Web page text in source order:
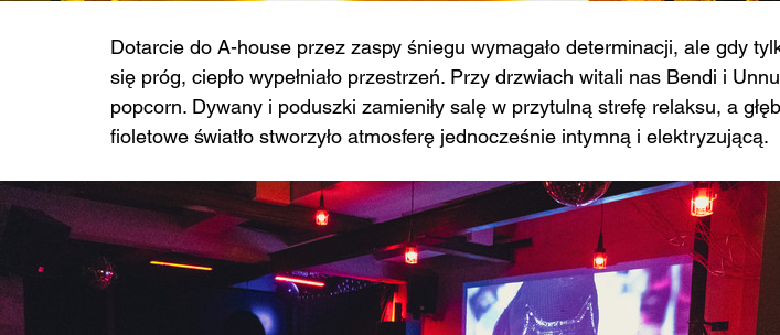
Dotarcie do A-house przez zaspy śniegu wymagało determinacji, ale gdy
się próg, ciepło wypełniało przestrzeń. Przy drzwiach witali nas Bendi i
popcorn. Dywany i poduszki zamieniły salę w przytulną strefę relaksu, a
fioletowe światło stworzyło atmosferę jednocześnie intymną i elektryzującą.